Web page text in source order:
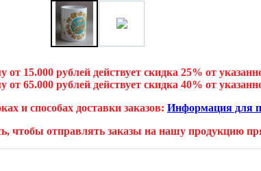
от 15.000 рублей действует скидка 25% от
от 65.000 рублей действует скидка 40% от
и способах доставки заказов: Информация для
чтобы отправлять заказы на нашу продукцию